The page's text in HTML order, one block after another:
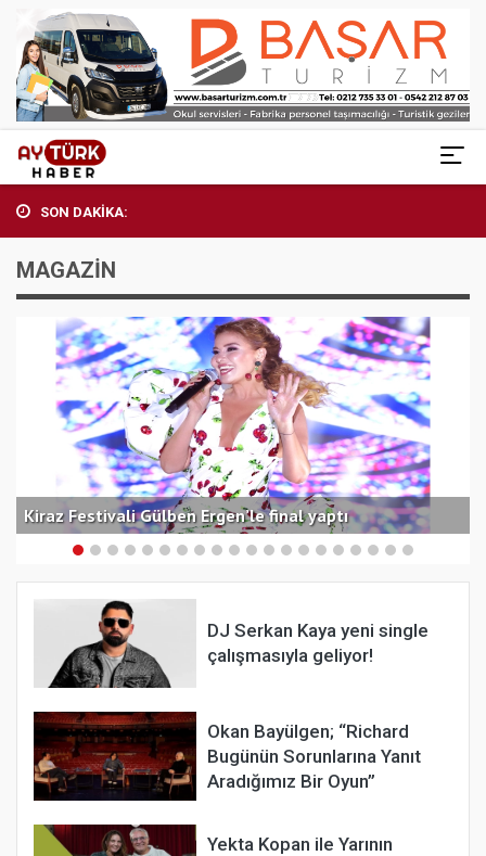
SON DAKİKA:
MAGAZİN
Kiraz Festivali Gülben Ergen’le final yaptı
DJ Serkan Kaya yeni single
çalışmasıyla geliyor!
Okan Bayülgen; “Richard
Bugünün Sorunlarına Yanıt
Aradığımız Bir Oyun”
Yekta Kopan ile Yarının